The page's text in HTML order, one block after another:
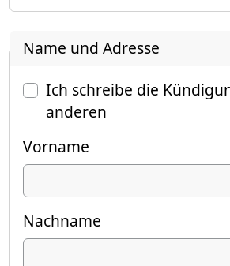
Name und Adresse
Ich schreibe die
anderen
Vorname
Nachname